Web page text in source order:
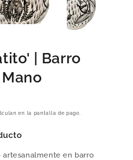
| Barro
en la pantalla de pago.
en barro